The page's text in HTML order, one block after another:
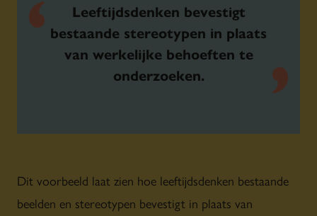
Leeftijdsdenken bevestigt
bestaande stereotypen in plaats
van werkelijke behoeften te
onderzoeken.
Dit voorbeeld laat zien hoe leeftijdsdenken bestaande
beelden en stereotypen bevestigt in plaats van